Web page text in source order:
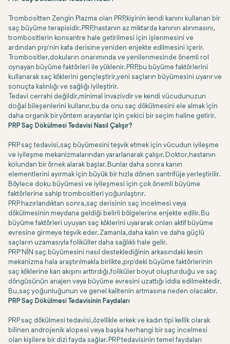
Trombositten Zengin Plazma olan PRP, kişinin kendi kanını kullanan bir
saç büyüme terapisidir. PRP, hastanın az miktarda kanının alınmasını,
trombositlerin konsantre hale getirilmesi için işlenmesini ve
ardından prp'nin kafa derisine yeniden enjekte edilmesini içerir.
Trombositler, dokuların onarımında ve yenilenmesinde önemli rol
oynayan büyüme faktörleri ile yüklenir. PRP, bu büyüme faktörlerini
kullanarak saç köklerini gençleştirir, yeni saçların büyümesini uyarır ve
sonuçta kalınlığı ve sağlığı iyileştirir.
Tedavi cerrahi değildir, minimal invazivdir ve kendi vücudunuzun
doğal bileşenlerini kullanır, bu da onu saç dökülmesini ele almak için
daha organik bir yöntem arayanlar için çekici bir seçim haline getirir.
PRP Saç Dökülmesi Tedavisi Nasıl Çalışır?
PRP saç tedavisi, saç büyümesini teşvik etmek için vücudun iyileşme
ve iyileşme mekanizmalarından yararlanarak çalışır. Doktor, hastanın
kolundan bir örnek alarak başlar. Bunlar daha sonra kanın
elementlerini ayırmak için büyük bir hızla dönen santrifüje yerleştirilir.
Böylece doku büyümesi ve iyileşmesi için çok önemli büyüme
faktörlerine sahip trombositleri yoğunlaştırır.
PRP hazırlandıktan sonra, saç derisinin saç incelmesi veya
dökülmesinin meydana geldiği belirli bölgelerine enjekte edilir. Bu
büyüme faktörleri uyuyan saç köklerini uyararak onları aktif büyüme
evresine girmeye teşvik eder. Zamanla, daha kalın ve daha güçlü
saçların uzamasıyla foliküller daha sağlıklı hale gelir.
PRP'NİN saç büyümesini nasıl desteklediğinin arkasındaki kesin
mekanizma hala araştırılmakla birlikte, prp'deki büyüme faktörlerinin
saç köklerine kan akışını arttırdığı, foliküler boyut oluşturduğu ve saç
döngüsünün anajen veya büyüme evresini uzattığı iddia edilmektedir.
Bu, saç yoğunluğunun ve genel kalitenin artmasına neden olacaktır.
PRP Saç Dökülmesi Tedavisinin Faydaları
PRP saç dökülmesi tedavisi, özellikle erkek ve kadın tipi kellik olarak
bilinen androjenik alopesi veya başka herhangi bir saç incelmesi
olan kişilere bir dizi fayda sağlar. PRP tedavisinin temel faydaları